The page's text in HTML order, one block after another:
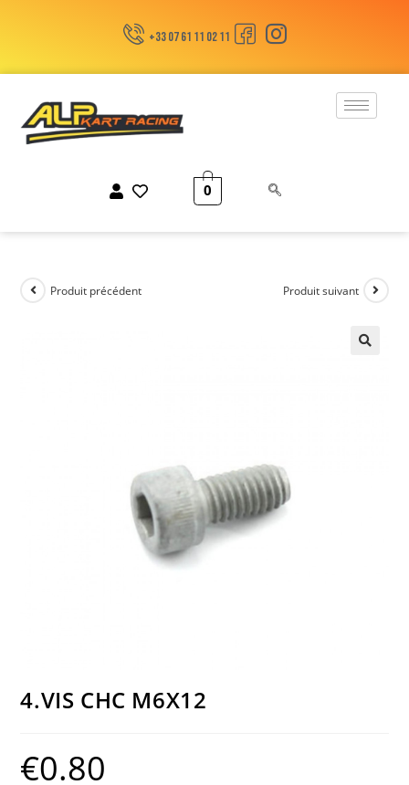
+33 07 61 11 02 11
0
Produit précédent Produit suivant
4.VIS CHC M6X12
€0.80